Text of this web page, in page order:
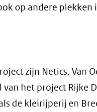
op andere plekken
zijn Netics, Van
het project Rijke
de kleirijperij en